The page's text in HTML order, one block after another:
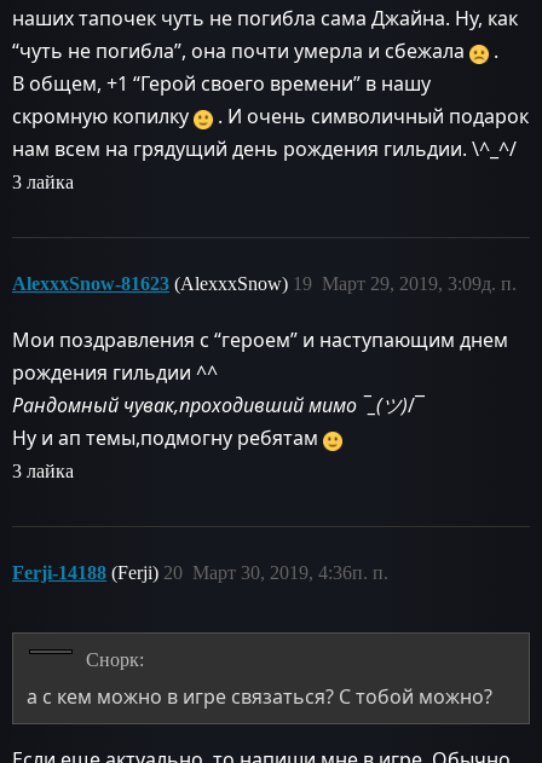
наших тапочек чуть не погибла сама Джайна. Ну, как
“чуть не погибла”, она почти умерла и сбежала
.
В общем, +1 “Герой своего времени” в нашу
скромную копилку
. И очень символичный подарок
нам всем на грядущий день рождения гильдии. \^_^/
3 лайка
AlexxxSnow-81623 (AlexxxSnow) Март 29, 2019, 3:09д. п.
19
Мои поздравления с “героем” и наступающим днем
рождения гильдии ^^
Рандомный чувак,проходивший мимо ¯_(ツ)/¯
Ну и ап темы,подмогну ребятам
3 лайка
Ferji-14188 (Ferji) Март 30, 2019, 4:36п. п.
20
Снорк:
а с кем можно в игре связаться? С тобой можно?